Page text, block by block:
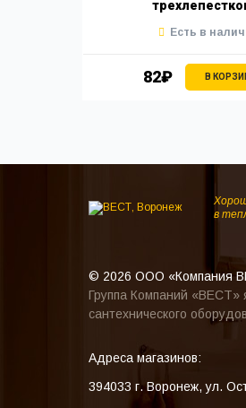
82₽ В
Есть в
в
© 2026 ООО «Компания
Группа Компаний «ВЕСТ»
сантехнического
Адреса магазинов:
394033 г. Воронеж,ул.